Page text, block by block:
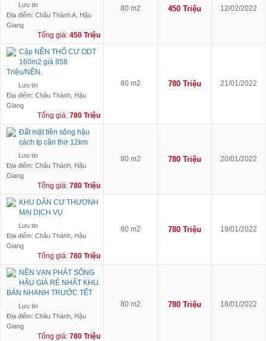
Lưu tin
Địa điểm: Châu Thành A, Hậu
Giang
Tổng giá: 450 Triệu
80 m2 450 Triệu 12/02/2022
Cặp NỀN THỔ CƯ ODT
160m2 giá 858
Triệu/NỀN.
Lưu tin
Địa điểm: Châu Thành, Hậu
Giang
Tổng giá: 780 Triệu
80 m2 780 Triệu 21/01/2022
Đất mặt tiền sông hậu
cách tp cần thơ 12km
Lưu tin
Địa điểm: Châu Thành, Hậu
Giang
Tổng giá: 780 Triệu
80 m2 780 Triệu 20/01/2022
KHU DÂN CƯ THƯƠNH
MẠI DỊCH VỤ
Lưu tin
Địa điểm: Châu Thành, Hậu
Giang
Tổng giá: 780 Triệu
80 m2 780 Triệu 19/01/2022
NỀN VẠN PHÁT SÔNG
HẬU GIÁ RẺ NHẤT KHU.
BÁN NHANH TRƯỚC TẾT
Lưu tin
Địa điểm: Châu Thành, Hậu
Giang
Tổng giá: 780 Triệu
80 m2 780 Triệu 18/01/2022